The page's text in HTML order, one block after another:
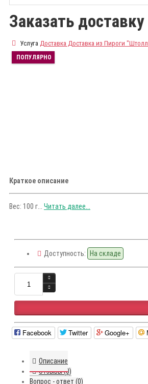
Заказать
Услуга Доставка Доставка из Пироги
ПОПУЛЯРНО
Краткое описание
Вес: 100 г... Читать далее...
Доступность: На складе
Facebook Twitter Google+
Описание
Отзывы (0)
Вопрос - ответ (0)